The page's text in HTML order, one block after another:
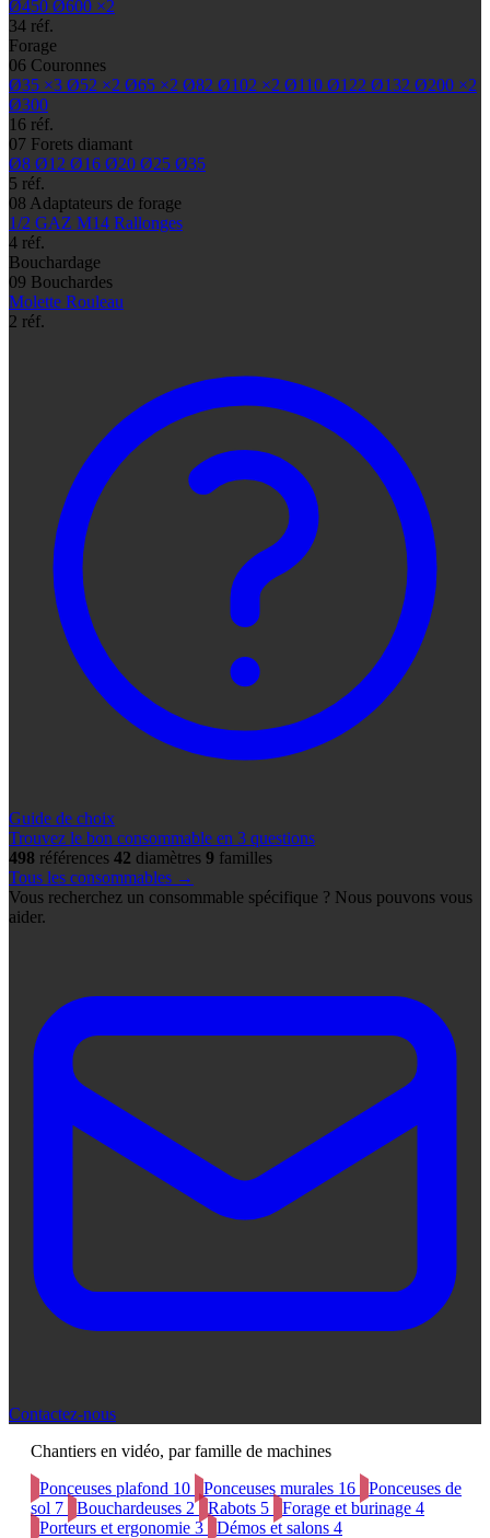
Ø450 Ø600 ×2
34 réf.
Forage
06 Couronnes
Ø35 ×3 Ø52 ×2 Ø65 ×2 Ø82 Ø102 ×2 Ø110 Ø122 Ø132 Ø200 ×2
Ø300
16 réf.
07 Forets diamant
Ø8 Ø12 Ø16 Ø20 Ø25 Ø35
5 réf.
08 Adaptateurs de forage
1/2 GAZ M14 Rallonges
4 réf.
Bouchardage
09 Bouchardes
Molette Rouleau
2 réf.
Guide de choix
Trouvez le bon consommable en 3 questions
498 références 42 diamètres 9 familles
Tous les consommables →
Vous recherchez un consommable spécifique ? Nous pouvons vous
aider.
Contactez-nous
Chantiers en vidéo, par famille de machines
Ponceuses plafond 10 Ponceuses murales 16
Ponceuses de
sol 7 Bouchardeuses 2 Rabots 5 Forage et burinage 4
Porteurs et ergonomie 3 Démos et salons 4